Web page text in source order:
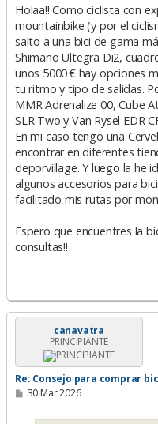
n
a
j
e
Holaa!! Como ciclista con
mountainbike (y por el
salto a una bici de gama
Shimano Ultegra Di2,
unos 5000 € hay opciones
tu ritmo y tipo de salidas.
MMR Adrenalize 00, Cube
SLR Two y Van Rysel EDR
En mi caso tengo una
encontrar en diferentes
deporvillage. Y luego la he
algunos accesorios para
facilitado mis rutas por
Espero que encuentres la
consultas!!
canavatra
PRINCIPIANTE
Re: Consejo para comprar
M
30 Mar 2026